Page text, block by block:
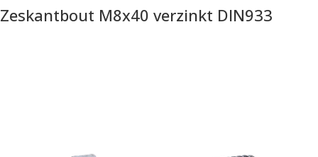
Zeskantbout M8x40 verzinkt DIN933